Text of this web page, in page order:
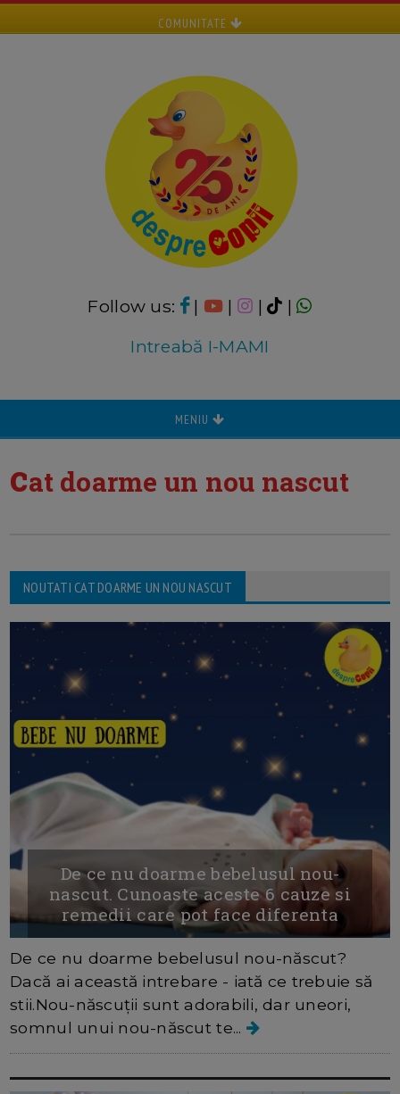
COMUNITATE
Follow us: | | |
|
Intreabă I-MAMI
MENIU
cat doarme un nou nascut
NOUTATI CAT DOARME UN NOU NASCUT
De ce nu doarme bebelusul nou-
nascut. Cunoaste aceste 6 cauze si
remedii care pot face diferenta
De ce nu doarme bebelusul nou-născut?
Dacă ai această intrebare - iată ce trebuie să
stii.Nou-născuții sunt adorabili, dar uneori,
somnul unui nou-născut te...